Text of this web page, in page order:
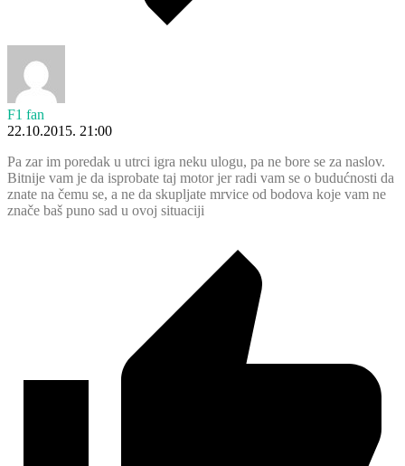
F1 fan
22.10.2015. 21:00
Pa zar im poredak u utrci igra neku ulogu, pa ne bore se za naslov.
Bitnije vam je da isprobate taj motor jer radi vam se o budućnosti da
znate na čemu se, a ne da skupljate mrvice od bodova koje vam ne
znače baš puno sad u ovoj situaciji